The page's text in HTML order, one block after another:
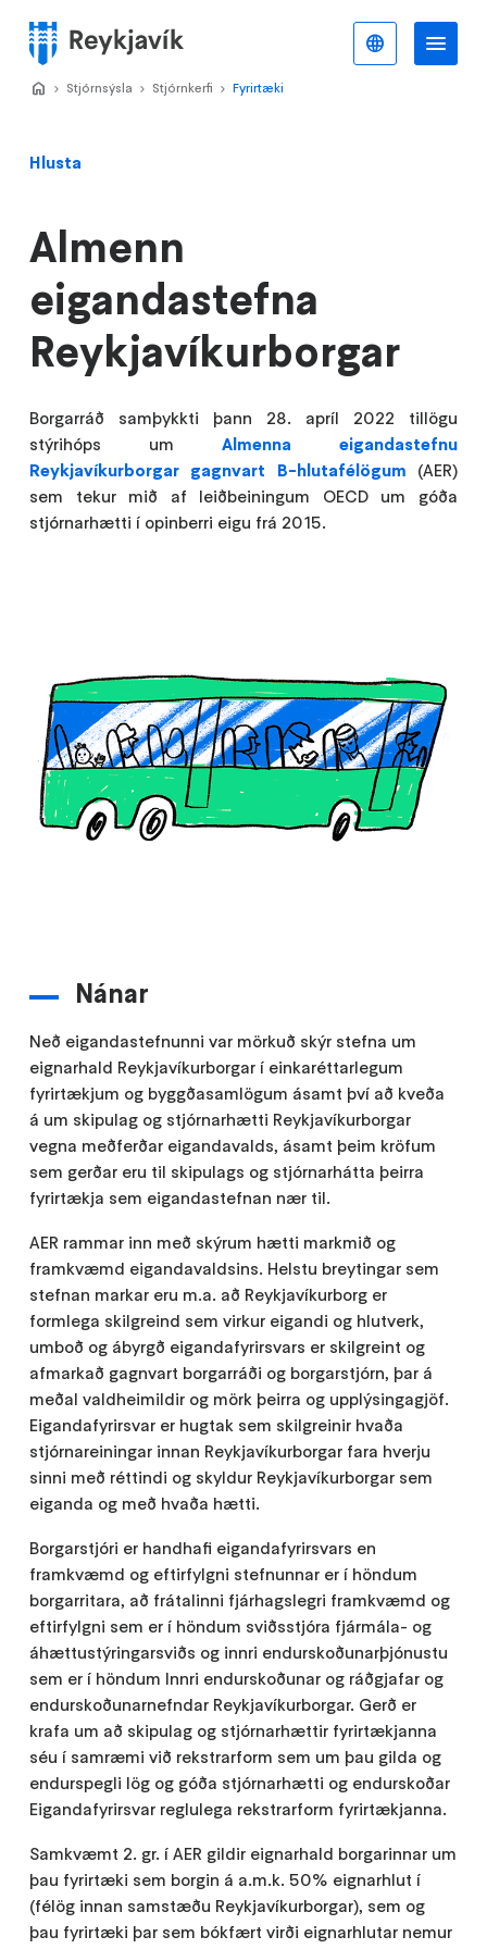
meginefni
Valmynd
Hlusta
Almenn
eigandastefna
Reykjavíkurborgar
Borgarráð samþykkti þann 28. apríl 2022 tillögu
stýrihóps um Almenna eigandastefnu
Reykjavíkurborgar gagnvart B-hlutafélögum (AER)
sem tekur mið af leiðbeiningum OECD um góða
stjórnarhætti í opinberri eigu frá 2015.
Nánar
Neð eigandastefnunni var mörkuð skýr stefna um
eignarhald Reykjavíkurborgar í einkaréttarlegum
fyrirtækjum og byggðasamlögum ásamt því að kveða
á um skipulag og stjórnarhætti Reykjavíkurborgar
vegna meðferðar eigandavalds, ásamt þeim kröfum
sem gerðar eru til skipulags og stjórnarhátta þeirra
fyrirtækja sem eigandastefnan nær til.
AER rammar inn með skýrum hætti markmið og
framkvæmd eigandavaldsins. Helstu breytingar sem
stefnan markar eru m.a. að Reykjavíkurborg er
formlega skilgreind sem virkur eigandi og hlutverk,
umboð og ábyrgð eigandafyrirsvars er skilgreint og
afmarkað gagnvart borgarráði og borgarstjórn, þar á
meðal valdheimildir og mörk þeirra og upplýsingagjöf.
Eigandafyrirsvar er hugtak sem skilgreinir hvaða
stjórnareiningar innan Reykjavíkurborgar fara hverju
sinni með réttindi og skyldur Reykjavíkurborgar sem
eiganda og með hvaða hætti.
Borgarstjóri er handhafi eigandafyrirsvars en
framkvæmd og eftirfylgni stefnunnar er í höndum
borgarritara, að frátalinni fjárhagslegri framkvæmd og
eftirfylgni sem er í höndum sviðsstjóra fjármála- og
áhættustýringarsviðs og innri endurskoðunarþjónustu
sem er í höndum Innri endurskoðunar og ráðgjafar og
endurskoðunarnefndar Reykjavíkurborgar. Gerð er
krafa um að skipulag og stjórnarhættir fyrirtækjanna
séu í samræmi við rekstrarform sem um þau gilda og
endurspegli lög og góða stjórnarhætti og endurskoðar
Eigandafyrirsvar reglulega rekstrarform fyrirtækjanna.
Samkvæmt 2. gr. í AER gildir eignarhald borgarinnar um
þau fyrirtæki sem borgin á a.m.k. 50% eignarhlut í
(félög innan samstæðu Reykjavíkurborgar), sem og
þau fyrirtæki þar sem bókfært virði eignarhlutar nemur
Home
>
Stjórnsýsla >
Stjórnkerfi >
Fyrirtæki
Íslenska